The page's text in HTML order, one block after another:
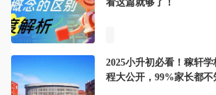
看这篇就够了！
2025小升初必看！稼轩
程大公开，99%家长都不